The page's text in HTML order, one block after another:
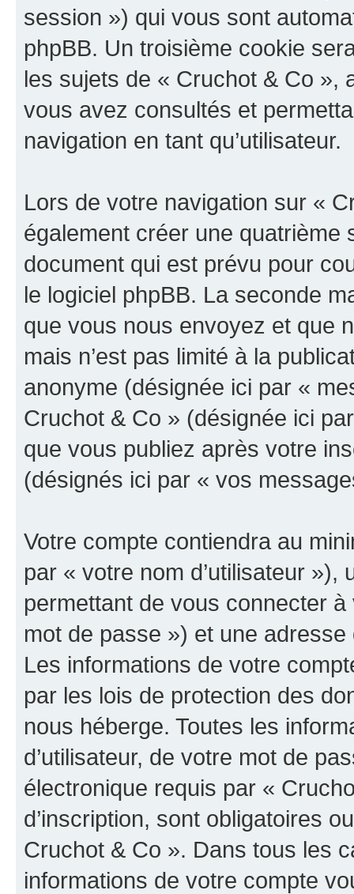
session ») qui vous sont
phpBB. Un troisième cookie
les sujets de « Cruchot & Co »,
vous avez consultés et
navigation en tant qu’utilisateur.
Lors de votre navigation sur «
également créer une
document qui est prévu pour
le logiciel phpBB. La seconde
que vous nous envoyez et que
mais n’est pas limité à la
anonyme (désignée ici par «
Cruchot & Co » (désignée ici
que vous publiez après votre
(désignés ici par « vos
Votre compte contiendra au
par « votre nom d’utilisateur
permettant de vous connecter
mot de passe ») et une
Les informations de votre
par les lois de protection des
nous héberge. Toutes les
d’utilisateur, de votre mot de
électronique requis par «
d’inscription, sont obligatoires
Cruchot & Co ». Dans tous les
informations de votre compte